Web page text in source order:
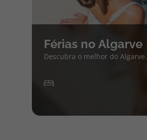
Férias no Algarve
Descubra o melhor do Algarve.